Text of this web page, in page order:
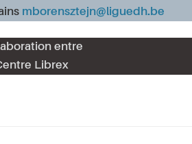
mborensztejn@liguedh.be
entre
Librex